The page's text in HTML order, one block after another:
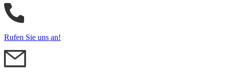
Rufen Sie uns an!